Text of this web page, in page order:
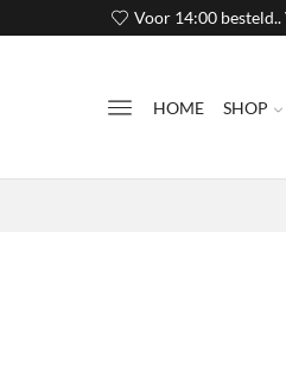
Voor 14:00 besteld..
HOME SHOP